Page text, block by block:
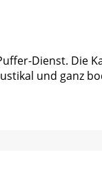
Dienst. Die
und ganz